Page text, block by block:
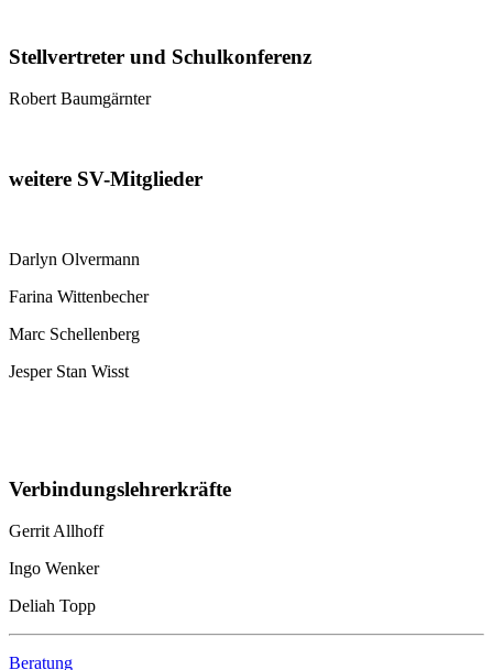
Stellvertreter und Schulkonferenz
Robert Baumgärnter
weitere SV-Mitglieder
Darlyn Olvermann
Farina Wittenbecher
Marc Schellenberg
Jesper Stan Wisst
Verbindungslehrerkräfte
Gerrit Allhoff
Ingo Wenker
Deliah Topp
Beratung